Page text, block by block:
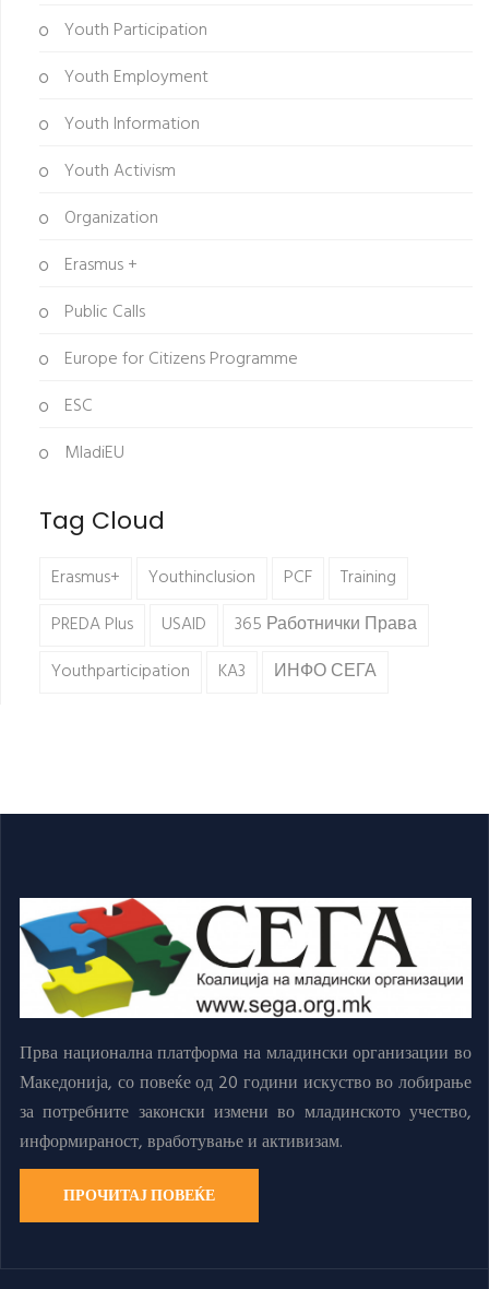
Youth Participation
Youth Employment
Youth Information
Youth Activism
Organization
Erasmus +
Public Calls
Europe for Citizens Programme
ESC
MladiEU
Tag Cloud
Erasmus+ Youthinclusion PCF
Training
PREDA Plus
USAID
365 Работнички Права
Youthparticipation
KA3 ИНФО СЕГА
Прва национална платформа на младински организации во
Македонија, со повеќе од 20 години искуство во лобирање
за потребните законски измени во младинското учество,
информираност, вработување и активизам.
ПРОЧИТАЈ ПОВЕЌЕ